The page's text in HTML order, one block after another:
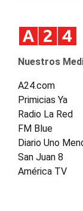
Nuestros
A24.com
Primicias Ya
Radio La Red
FM Blue
Diario Uno
San Juan 8
América TV